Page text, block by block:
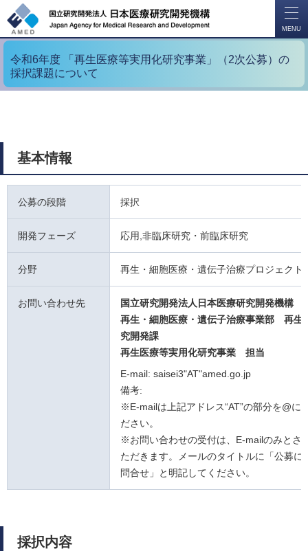
MENU
令和6年度 「再生医療等実用化研究事業」（2次公募）の
採択課題について
基本情報
公募の段階 採択
開発フェーズ 応用,非臨床研究・前臨床研究
分野 再生・細胞医療・遺伝子治療プロジェクト
お問い合わせ先
国立研究開発法人日本医療研究開発機構
再生・細胞医療・遺伝子治療事業部 再生
究開発課
再生医療等実用化研究事業
担当
E-mail: saisei3"AT"amed.go.jp
備考:
※E-mailは上記アドレス“AT”の部分を@に
ださい。
※お問い合わせの受付は、E-mailのみとさ
ただきます。メールのタイトルに「公募に
問合せ」と明記してください。
採択内容